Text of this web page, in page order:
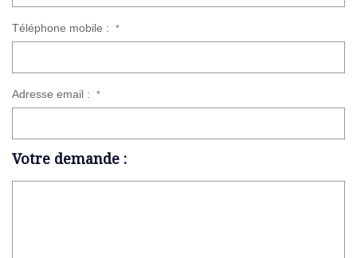
Téléphone mobile : *
Adresse email : *
Votre demande :